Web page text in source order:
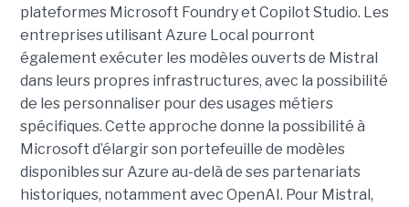
plateformes Microsoft Foundry et Copilot Studio. Les
entreprises utilisant Azure Local pourront
également exécuter les modèles ouverts de Mistral
dans leurs propres infrastructures, avec la possibilité
de les personnaliser pour des usages métiers
spécifiques. Cette approche donne la possibilité à
Microsoft d’élargir son portefeuille de modèles
disponibles sur Azure au-delà de ses partenariats
historiques, notamment avec OpenAI. Pour Mistral,